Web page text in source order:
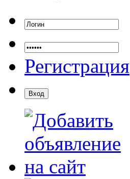
Регистрация